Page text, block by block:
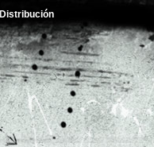
Distribución